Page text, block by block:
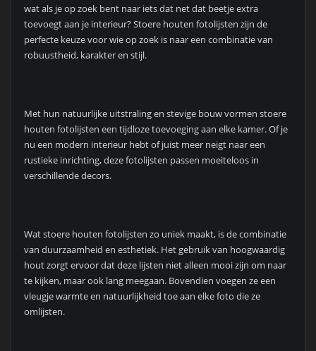
wat als je op zoek bent naar iets dat net dat beetje extra
toevoegt aan je interieur? Stoere houten fotolijsten zijn de
perfecte keuze voor wie op zoek is naar een combinatie van
robuustheid, karakter en stijl.
Met hun natuurlijke uitstraling en stevige bouw vormen stoere
houten fotolijsten een tijdloze toevoeging aan elke kamer. Of je
nu een modern interieur hebt of juist meer neigt naar een
rustieke inrichting, deze fotolijsten passen moeiteloos in
verschillende decors.
Wat stoere houten fotolijsten zo uniek maakt, is de combinatie
van duurzaamheid en esthetiek. Het gebruik van hoogwaardig
hout zorgt ervoor dat deze lijsten niet alleen mooi zijn om naar
te kijken, maar ook lang meegaan. Bovendien voegen ze een
vleugje warmte en natuurlijkheid toe aan elke foto die ze
omlijsten.